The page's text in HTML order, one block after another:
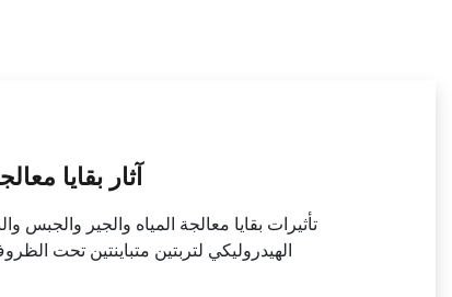
آثار بقايا
تأثيرات بقايا معالجة المياه والجير والجبس
الهيدروليكي لتربتين متباينتين تحت